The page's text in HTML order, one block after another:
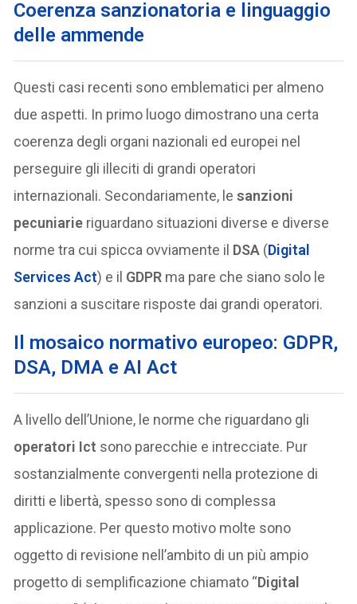
Coerenza sanzionatoria e linguaggio
delle ammende
Questi casi recenti sono emblematici per almeno
due aspetti. In primo luogo dimostrano una certa
coerenza degli organi nazionali ed europei nel
perseguire gli illeciti di grandi operatori
internazionali. Secondariamente, lesanzioni
pecuniarie riguardano situazioni diverse e diverse
norme tra cui spicca ovviamente il DSA (Digital
Services Act) e il GDPR ma pare che siano solo le
sanzioni a suscitare risposte dai grandi operatori.
Il mosaico normativo europeo: GDPR,
DSA, DMA e AI Act
A livello dell’Unione, le norme che riguardano gli
operatori Ict sono parecchie e intrecciate. Pur
sostanzialmente convergenti nella protezione di
diritti e libertà, spesso sono di complessa
applicazione. Per questo motivo molte sono
oggetto di revisione nell’ambito di un più ampio
progetto di semplificazione chiamato “Digital